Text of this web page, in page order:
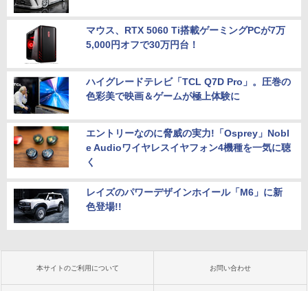
マウス、RTX 5060 Ti搭載ゲーミングPCが7万
5,000円オフで30万円台！
ハイグレードテレビ「TCL Q7D Pro」。圧巻の
色彩美で映画＆ゲームが極上体験に
エントリーなのに脅威の実力!「Osprey」Nobl
e Audioワイヤレスイヤフォン4機種を一気に聴
く
レイズのパワーデザインホイール「M6」に新
色登場!!
本サイトのご利用について お問い合わせ